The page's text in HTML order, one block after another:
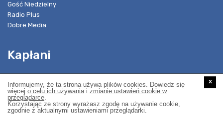
Gość Niedzielny
Radio Plus
Dobre Media
Kapłani
Dziekani i wicedziekani
Godności i odznaczenia
Kapituły
Informujemy, że ta strona używa plików cookies. Dowiedz się
więcej o celu ich używaniai zmianie ustawień cookie w
przeglądarce.
Korzystając ze strony wyrażasz zgodę na używanie cookie,
zgodnie z aktualnymi ustawieniami przeglądarki.
x